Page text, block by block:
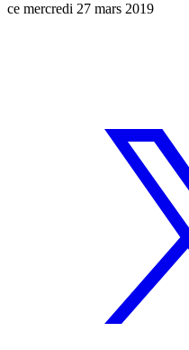
ce mercredi 27 mars 2019